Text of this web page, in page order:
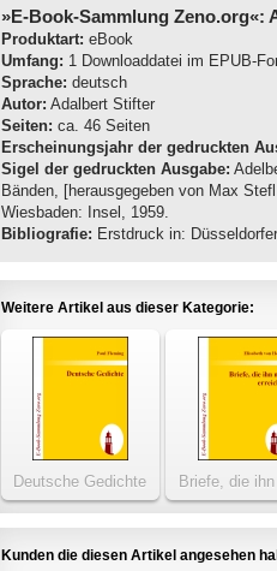
»E-Book-Sammlung Zeno.org«:
Produktart: eBook
Umfang: 1 Downloaddatei im EPUB-
Sprache: deutsch
Autor: Adalbert Stifter
Seiten: ca. 46 Seiten
Erscheinungsjahr der gedruckten
Sigel der gedruckten Ausgabe:
Bänden, [herausgegeben von Max
Wiesbaden: Insel, 1959.
Bibliografie: Erstdruck in:
Weitere Artikel aus dieser Kategorie:
Deutsche Gedichte
Briefe, die
Kunden die diesen Artikel angesehen